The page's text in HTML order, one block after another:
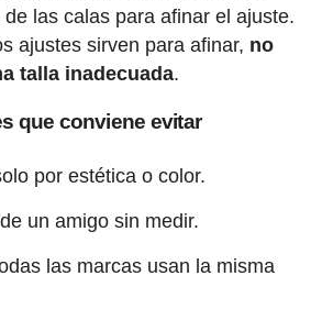
las calas para afinar el ajuste.
ajustes sirven para afinar, no
talla inadecuada.
que conviene evitar
por estética o color.
un amigo sin medir.
las marcas usan la misma